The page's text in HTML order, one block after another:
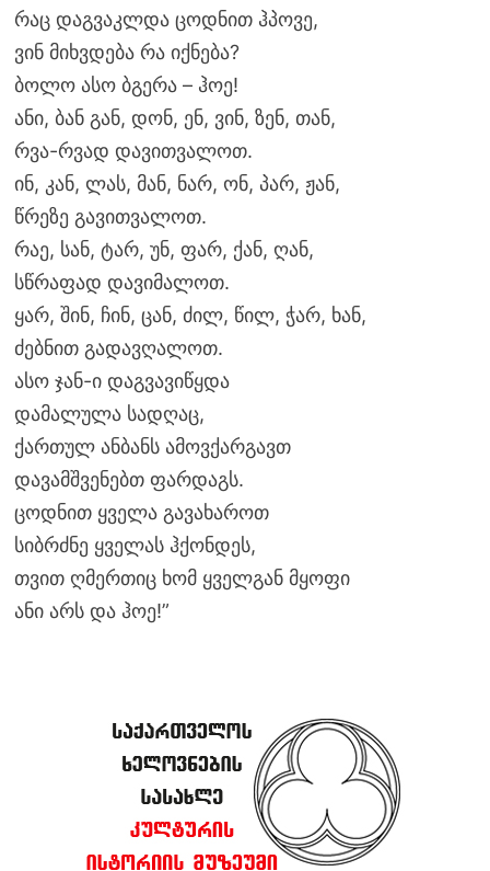
რაც დაგვაკლდა ცოდნით ჰპოვე,
ვინ მიხვდება რა იქნება?
ბოლო ასო ბგერა – ჰოე!
ანი, ბან გან, დონ, ენ, ვინ, ზენ, თან,
რვა-რვად დავითვალოთ.
ინ, კან, ლას, მან, ნარ, ონ, პარ, ჟან,
წრეზე გავითვალოთ.
რაე, სან, ტარ, უნ, ფარ, ქან, ღან,
სწრაფად დავიმალოთ.
ყარ, შინ, ჩინ, ცან, ძილ, წილ, ჭარ, ხან,
ძებნით გადავღალოთ.
ასო ჯან-ი დაგვავიწყდა
დამალულა სადღაც,
ქართულ ანბანს ამოვქარგავთ
დავამშვენებთ ფარდაგს.
ცოდნით ყველა გავახაროთ
სიბრძნე ყველას ჰქონდეს,
თვით ღმერთიც ხომ ყველგან მყოფი
ანი არს და ჰოე!”